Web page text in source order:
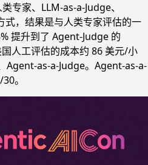
专家、LLM-as-a-Judge、
，结果是与人类专家评估的一
提升到了 Agent-Judge 的
人工评估的成本约 86 美元/小
Agent-as-a-Judge。Agent-as-a-
。